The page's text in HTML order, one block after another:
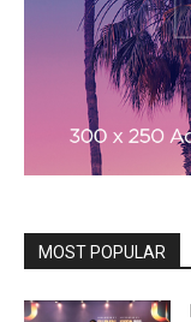
MOST POPULAR